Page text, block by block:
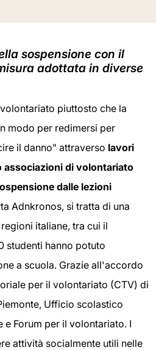
sospensione con il
adottata in diverse
piuttosto che la
modo per redimersi per
il danno" attraverso lavori
associazioni di volontariato
dalle lezioni
Adnkronos, si tratta di una
italiane, tra cui il
studenti hanno potuto
a scuola. Grazie all'accordo
per il volontariato (CTV) di
Ufficio scolastico
e Forum per il volontariato. I
attività socialmente utili nelle